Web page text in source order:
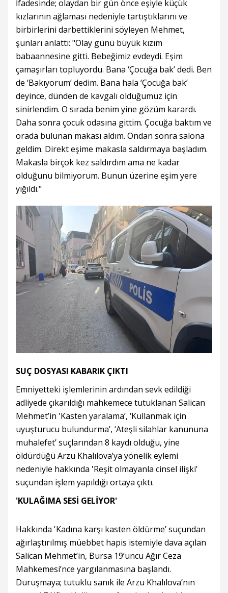
İfadesinde; olaydan bir gün önce eşiyle küçük
kızlarının ağlaması nedeniyle tartıştıklarını ve
birbirlerini darbettiklerini söyleyen Mehmet,
şunları anlattı: "Olay günü büyük kızım
babaannesine gitti. Bebeğimiz evdeydi. Eşim
çamaşırları topluyordu. Bana ‘Çocuğa bak’ dedi. Ben
de ‘Bakıyorum’ dedim. Bana hala ‘Çocuğa bak’
deyince, dünden de kavgalı olduğumuz için
sinirlendim. O sırada benim yine gözüm karardı.
Daha sonra çocuk odasına gittim. Çocuğa baktım ve
orada bulunan makası aldım. Ondan sonra salona
geldim. Direkt eşime makasla saldırmaya başladım.
Makasla birçok kez saldırdım ama ne kadar
olduğunu bilmiyorum. Bunun üzerine eşim yere
yığıldı."
SUÇ DOSYASI KABARIK ÇIKTI
Emniyetteki işlemlerinin ardından sevk edildiği
adliyede çıkarıldığı mahkemece tutuklanan Salican
Mehmet’in 'Kasten yaralama’, ‘Kullanmak için
uyuşturucu bulundurma’, ‘Ateşli silahlar kanununa
muhalefet’ suçlarından 8 kaydı olduğu, yine
öldürdüğü Arzu Khalılova’ya yönelik eylemi
nedeniyle hakkında 'Reşit olmayanla cinsel ilişki'
suçundan işlem yapıldığı ortaya çıktı.
'KULAĞIMA SESİ GELİYOR'
Hakkında 'Kadına karşı kasten öldürme’ suçundan
ağırlaştırılmış müebbet hapis istemiyle dava açılan
Salican Mehmet’in, Bursa 19’uncu Ağır Ceza
Mahkemesi’nce yargılanmasına başlandı.
Duruşmaya; tutuklu sanık ile Arzu Khalılova’nın